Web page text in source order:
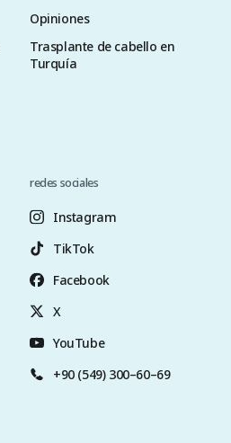
Opiniones
Trasplante de cabello en
Turquía
redes sociales
Instagram
TikTok
Facebook
X
YouTube
+90 (549) 300–60–69